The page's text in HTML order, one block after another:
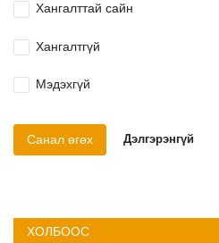
Хангалттай сайн
Хангалтгүй
Мэдэхгүй
Санал өгөх Дэлгэрэнгүй
ХОЛБООС